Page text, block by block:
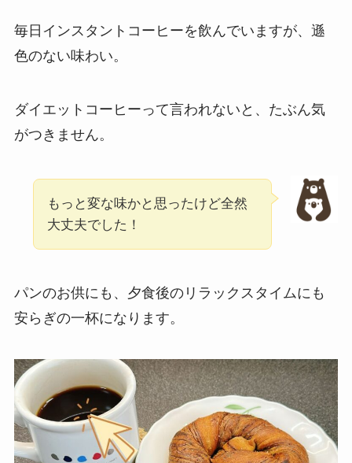
毎日インスタントコーヒーを飲んでいますが、遜
色のない味わい。
ダイエットコーヒーって言われないと、たぶん気
がつきません。
もっと変な味かと思ったけど全然
大丈夫でした！
パンのお供にも、夕食後のリラックスタイムにも
安らぎの一杯になります。